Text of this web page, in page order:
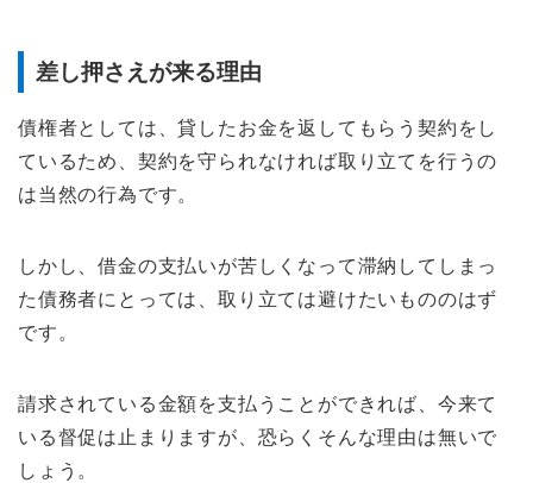
差し押さえが来る理由
債権者としては、貸したお金を返してもらう契約をし
ているため、契約を守られなければ取り立てを行うの
は当然の行為です。
しかし、借金の支払いが苦しくなって滞納してしまっ
た債務者にとっては、取り立ては避けたいもののはず
です。
請求されている金額を支払うことができれば、今来て
いる督促は止まりますが、恐らくそんな理由は無いで
しょう。